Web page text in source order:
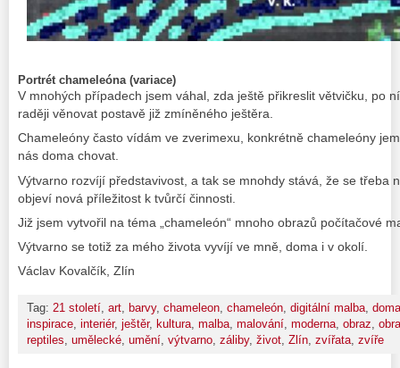
Portrét chameleóna (variace)
V mnohých případech jsem váhal, zda ještě přikreslit větvičku, po
raději věnovat postavě již zmíněného ještěra.
Chameleóny často vídám ve zverimexu, konkrétně chameleóny
nás doma chovat.
Výtvarno rozvíjí představivost, a tak se mnohdy stává, že se třeba
objeví nová příležitost k tvůrčí činnosti.
Již jsem vytvořil na téma „chameleón“ mnoho obrazů počítačové
Výtvarno se totiž za mého života vyvíjí ve mně, doma i v okolí.
Václav Kovalčík, Zlín
Tag: 21 století, art, barvy, chameleon, chameleón, digitální malba, doma
inspirace, interiér, ještěr, kultura, malba, malování, moderna, obraz,
reptiles, umělecké, umění, výtvarno, záliby, život, Zlín, zvířata, zvíře